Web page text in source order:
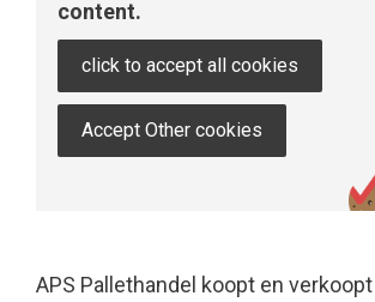
content.
click to accept all cookies
Accept Other cookies
APS Pallethandel koopt en